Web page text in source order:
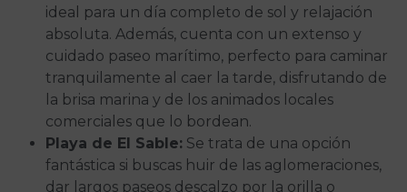
ideal para un día completo de sol y relajación
absoluta. Además, cuenta con un extenso y
cuidado paseo marítimo, perfecto para caminar
tranquilamente al caer la tarde, disfrutando de
la brisa marina y de los animados locales
comerciales que lo bordean.
Playa de El Sable: Se trata de una opción
fantástica si buscas huir de las aglomeraciones,
dar largos paseos descalzo por la orilla o